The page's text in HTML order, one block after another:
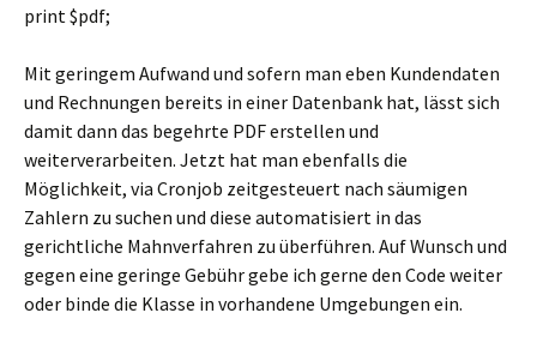
print$pdf;
Mit geringem Aufwand und sofern man eben Kundendaten
und Rechnungen bereits in einer Datenbank hat, lässt sich
damit dann das begehrte PDF erstellen und
weiterverarbeiten. Jetzt hat man ebenfalls die
Möglichkeit, via Cronjob zeitgesteuert nach säumigen
Zahlern zu suchen und diese automatisiert in das
gerichtliche Mahnverfahren zu überführen. Auf Wunsch und
gegen eine geringe Gebühr gebe ich gerne den Code weiter
oder binde die Klasse in vorhandene Umgebungen ein.